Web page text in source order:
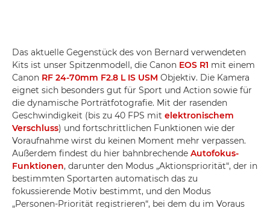
Das aktuelle Gegenstück des von Bernard verwendeten
Kits ist unser Spitzenmodell, die Canon EOS R1 mit einem
Canon RF 24-70mm F2.8 L IS USM Objektiv. Die Kamera
eignet sich besonders gut für Sport und Action sowie für
die dynamische Porträtfotografie. Mit der rasenden
Geschwindigkeit (bis zu 40 FPS mit elektronischem
Verschluss) und fortschrittlichen Funktionen wie der
Voraufnahme wirst du keinen Moment mehr verpassen.
Außerdem findest du hier bahnbrechende Autofokus-
Funktionen, darunter den Modus „Aktionspriorität“, der in
bestimmten Sportarten automatisch das zu
fokussierende Motiv bestimmt, und den Modus
„Personen-Priorität registrieren“, bei dem du im Voraus